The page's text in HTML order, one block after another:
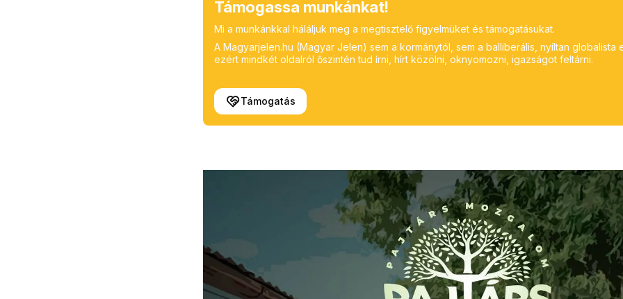
Támogassa munkánkat!
Mi a munkánkkal háláljuk meg a megtisztelő figyelmüket és támogatásukat.
A Magyarjelen.hu (Magyar Jelen) sem a kormánytól, sem a balliberális, nyíltan globalista
ezért mindkét oldalról őszintén tud írni, hírt közölni, oknyomozni, igazságot feltárni.
Támogatás